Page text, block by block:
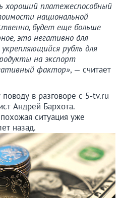
хороший платежеспособный
национальной
будет еще больше
это негативно для
рубль для
на экспорт
фактор», — считает
в разговоре с 5-tv.ru
Андрей Бархота.
ситуация уже
назад.